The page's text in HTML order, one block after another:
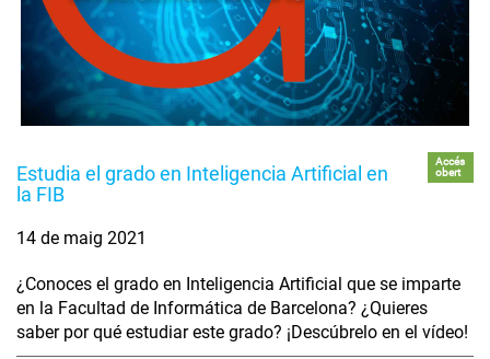
Estudia el grado en Inteligencia Artificial en
la FIB
Accés
obert
14 de maig 2021
¿Conoces el grado en Inteligencia Artificial que se imparte
en la Facultad de Informática de Barcelona? ¿Quieres
saber por qué estudiar este grado? ¡Descúbrelo en el vídeo!